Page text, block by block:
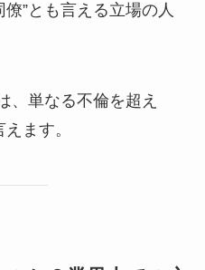
”とも言える立場の人
、単なる不倫を超え
ます。